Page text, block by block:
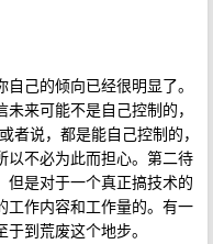
己的倾向已经很明显了。
来可能不是自己控制的，
者说，都是能自己控制的，
以不必为此而担心。第二待
但是对于一个真正搞技术的
工作内容和工作量的。有一
到荒废这个地步。